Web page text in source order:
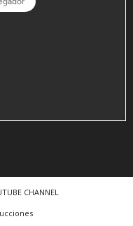
CHANNEL